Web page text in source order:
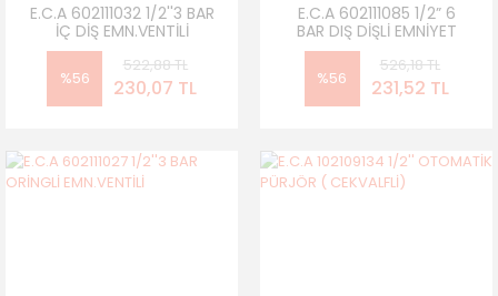
E.C.A 602111032 1/2''3 BAR
İÇ DİŞ EMN.VENTİLİ
%56
522,88 TL
230,07 TL
E.C.A 602111085 1/2” 6
BAR DIŞ DİŞLİ EMNİYET
VENTİLİ
%56
526,18 TL
231,52 TL